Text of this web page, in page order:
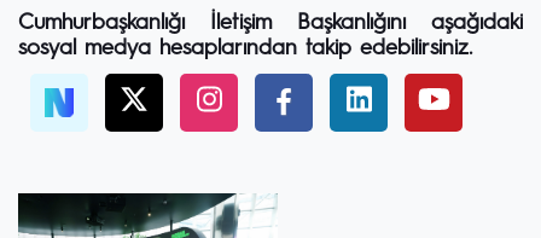
Cumhurbaşkanlığı İletişim Başkanlığını aşağıdaki
sosyal medya hesaplarından takip edebilirsiniz.